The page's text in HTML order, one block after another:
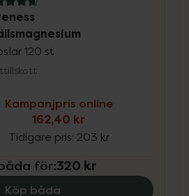
av 5 i omdöme
120 st
Kampanjpris online
162,40 kr
Tidigare pris: 203 kr
för:320 kr
Köp båda